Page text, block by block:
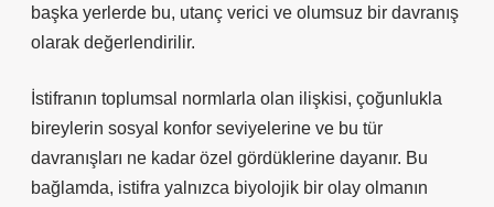
başka yerlerde bu, utanç verici ve olumsuz bir davranış
olarak değerlendirilir.
İstifranın toplumsal normlarla olan ilişkisi, çoğunlukla
bireylerin sosyal konfor seviyelerine ve bu tür
davranışları ne kadar özel gördüklerine dayanır. Bu
bağlamda, istifra yalnızca biyolojik bir olay olmanın